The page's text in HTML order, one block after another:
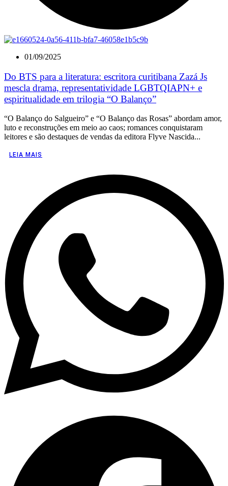
01/09/2025
Do BTS para a literatura: escritora curitibana Zazá Js
mescla drama, representatividade LGBTQIAPN+ e
espiritualidade em trilogia “O Balanço”
“O Balanço do Salgueiro” e “O Balanço das Rosas” abordam amor,
luto e reconstruções em meio ao caos; romances conquistaram
leitores e são destaques de vendas da editora Flyve Nascida...
LEIA MAIS